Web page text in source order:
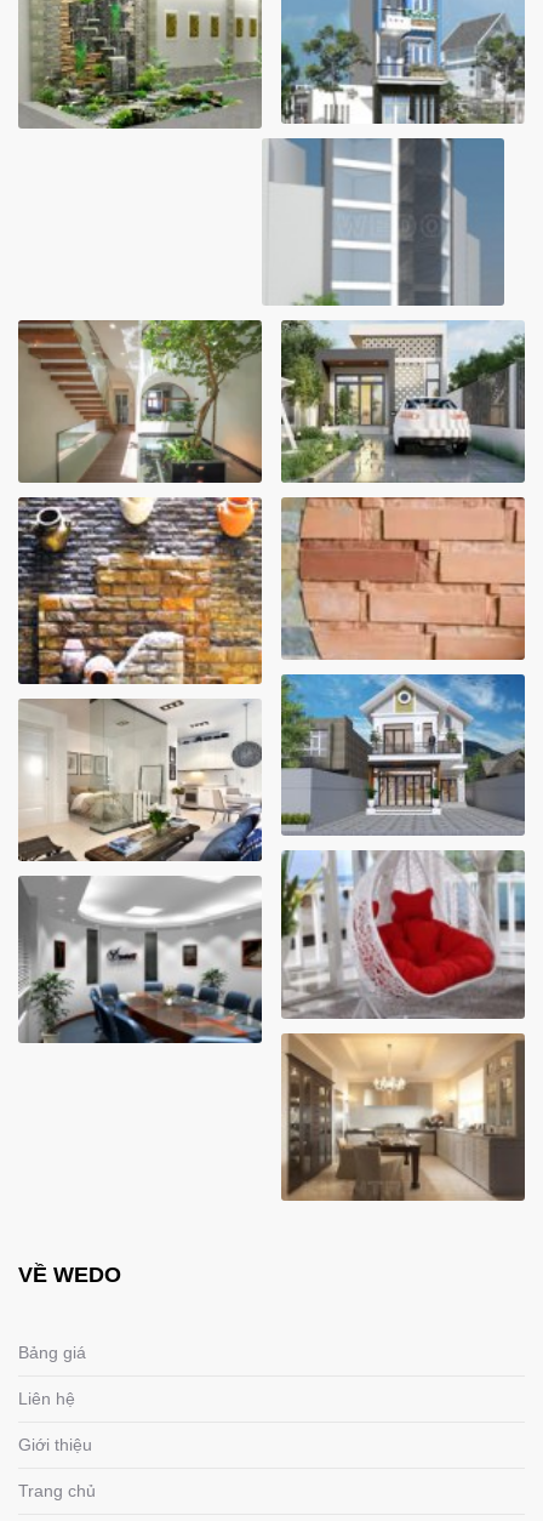
VỀ WEDO
Bảng giá
Liên hệ
Giới thiệu
Trang chủ